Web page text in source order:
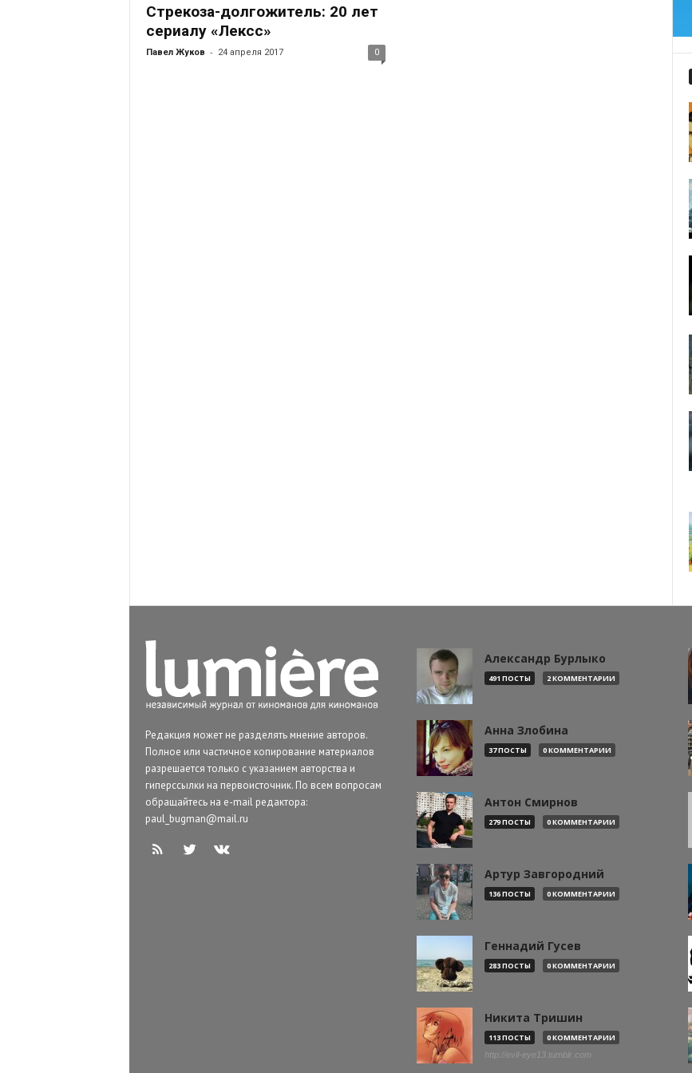
Стрекоза-долгожитель: 20 лет
сериалу «Лексс»
Павел Жуков - 24 апреля 2017 0
Редакция может не разделять мнение авторов.
Полное или частичное копирование материалов
разрешается только с указанием авторства и
гиперссылки на первоисточник. По всем вопросам
обращайтесь на e-mail редактора:
paul_bugman@mail.ru
Александр Бурлыко
491 ПОСТЫ 2 КОММЕНТАРИИ
Анна Злобина
37 ПОСТЫ 0 КОММЕНТАРИИ
Антон Смирнов
279 ПОСТЫ 0 КОММЕНТАРИИ
Артур Завгородний
136 ПОСТЫ 0 КОММЕНТАРИИ
Геннадий Гусев
283 ПОСТЫ 0 КОММЕНТАРИИ
Никита Тришин
113 ПОСТЫ 0 КОММЕНТАРИИ
http://evil-eye13.tumblr.com